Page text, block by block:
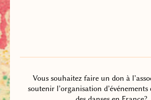
Vous souhaitez faire un don à
soutenir l’organisation